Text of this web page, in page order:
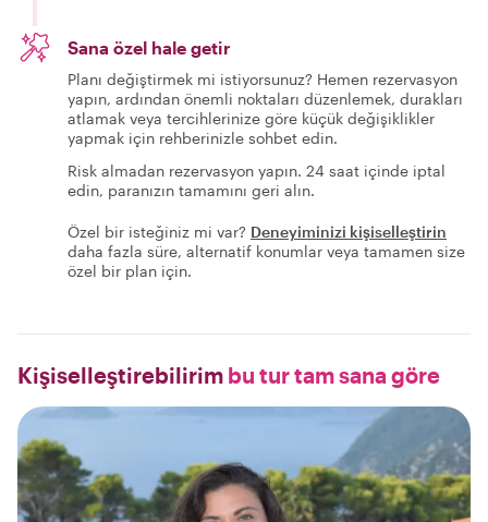
Sana özel hale getir
Planı değiştirmek mi istiyorsunuz? Hemen rezervasyon
yapın, ardından önemli noktaları düzenlemek, durakları
atlamak veya tercihlerinize göre küçük değişiklikler
yapmak için rehberinizle sohbet edin.
Risk almadan rezervasyon yapın. 24 saat içinde iptal
edin, paranızın tamamını geri alın.
Özel bir isteğiniz mi var? Deneyiminizi kişiselleştirin
daha fazla süre, alternatif konumlar veya tamamen size
özel bir plan için.
Kişiselleştirebilirim bu tur tam sana göre